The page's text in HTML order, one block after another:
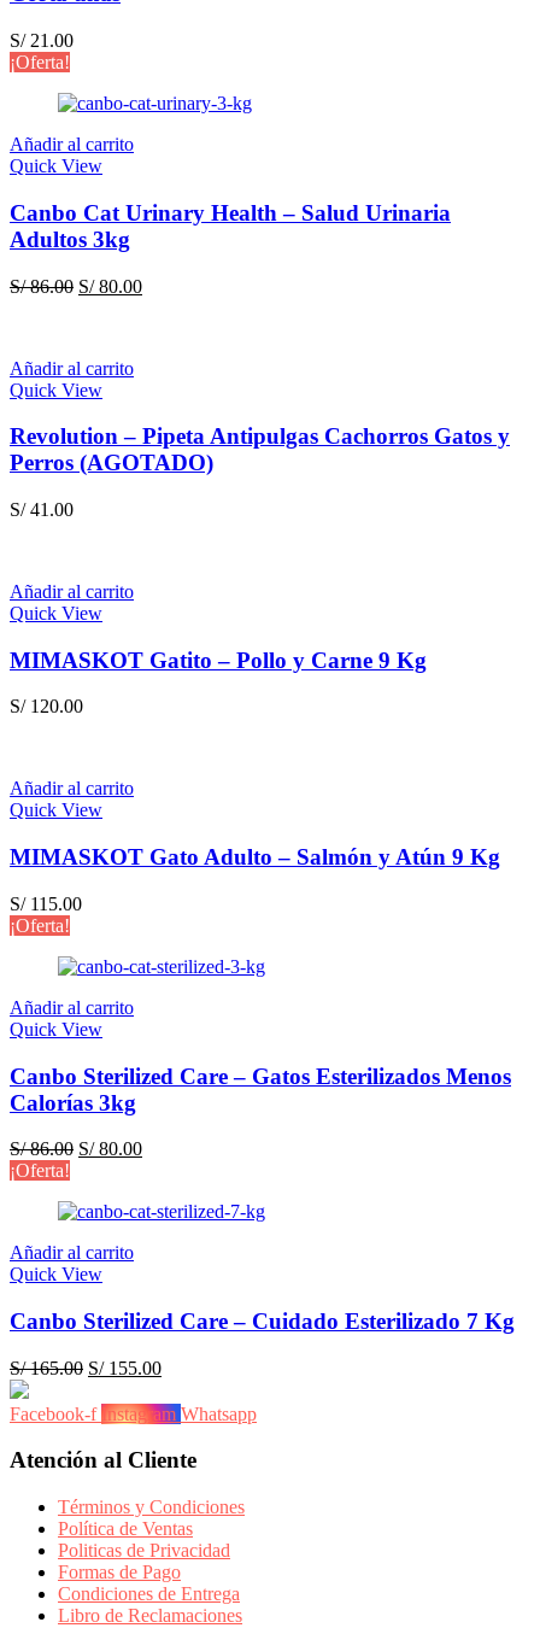
S/21.00
¡Oferta!
Añadir al carrito
Quick View
Canbo Cat Urinary Health – Salud Urinaria
Adultos 3kg
S/86.00 El
S/ 86.00.
S/80.00El
Añadir al carrito
Quick View
Revolution – Pipeta Antipulgas Cachorros Gatos y
Perros (AGOTADO)
S/41.00
Añadir al carrito
Quick View
MIMASKOT Gatito – Pollo y Carne 9 Kg
S/120.00
Añadir al carrito
Quick View
MIMASKOT Gato Adulto – Salmón y Atún 9 Kg
S/115.00
¡Oferta!
Añadir al carrito
Quick View
Canbo Sterilized Care – Gatos Esterilizados Menos
Calorías 3kg
S/86.00 El
era:
S/80.00El
es:
¡Oferta!
Añadir al carrito
Quick View
Canbo Sterilized Care – Cuidado Esterilizado 7 Kg
S/165.00 El
original
S/ 165.00.
S/155.00El
actual
S/ 155.00.
Facebook-f Instagram Whatsapp
Atención al Cliente
Términos y Condiciones
Política de Ventas
Politicas de Privacidad
Formas de Pago
Condiciones de Entrega
Libro de Reclamaciones